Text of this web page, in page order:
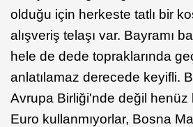
olduğu için herkeste tatlı bir
alışveriş telaşı var. Bayramı
hele de dede topraklarında
anlatılamaz derecede keyifli.
Avrupa Birliği'nde değil henüz
Euro kullanmıyorlar, Bosna